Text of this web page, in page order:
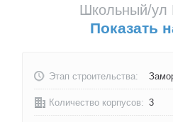
Школьный/ул
Показать
Этап строительства:
Количество корпусов: 3